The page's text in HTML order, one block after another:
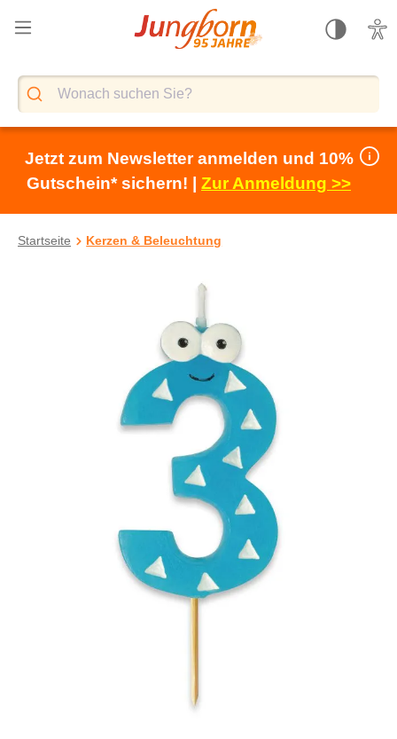
springen
Jetzt zum Newsletter anmelden und 10%
Gutschein* sichern! | Zur Anmeldung >>
Startseite Kerzen & Beleuchtung